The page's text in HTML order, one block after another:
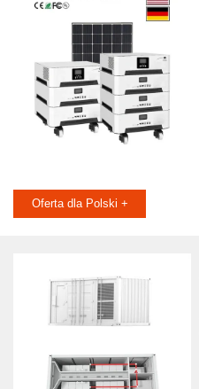
Oferta dla Polski +